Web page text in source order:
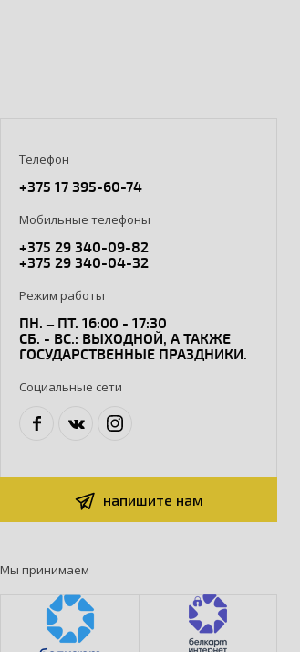
Телефон
+375 17 395-60-74
Мобильные телефоны
+375 29 340-09-82
+375 29 340-04-32
Режим работы
ПН. – ПТ. 16:00 - 17:30
СБ. - ВС.: ВЫХОДНОЙ, А ТАКЖЕ
ГОСУДАРСТВЕННЫЕ ПРАЗДНИКИ.
Социальные сети
напишите нам
Мы принимаем